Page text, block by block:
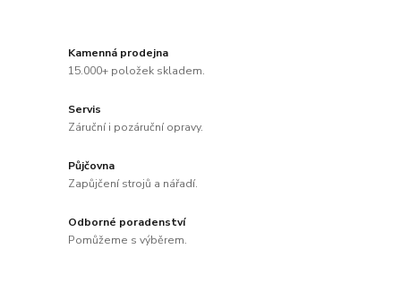
Kamenná prodejna
15.000+ položek skladem.
Servis
Záruční i pozáruční opravy.
Půjčovna
Zapůjčení strojů a nářadí.
Odborné poradenství
Pomůžeme s výběrem.